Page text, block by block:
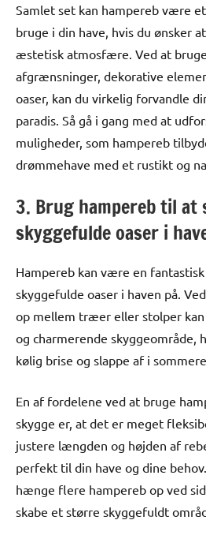
Samlet set kan hampereb være
bruge i din have, hvis du ønsker
æstetisk atmosfære. Ved at
afgrænsninger, dekorative
oaser, kan du virkelig forvandle
paradis. Så gå i gang med at
muligheder, som hampereb
drømmehave med et rustikt og
3. Brug hampereb til at
skyggefulde oaser i
Hampereb kan være en
skyggefulde oaser i haven på.
op mellem træer eller stolper
og charmerende skyggeområde,
kølig brise og slappe af i
En af fordelene ved at bruge
skygge er, at det er meget
justere længden og højden af
perfekt til din have og dine
hænge flere hampereb op ved
skabe et større skyggefuldt